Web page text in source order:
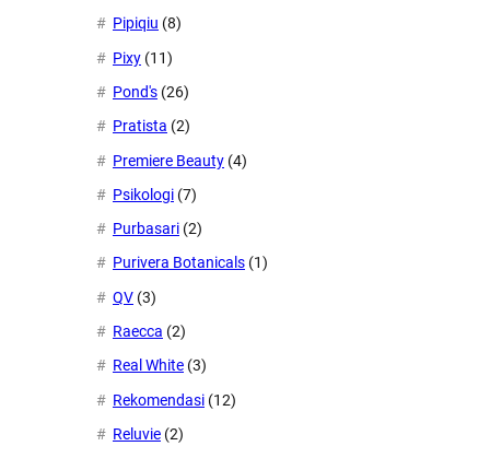
Pipiqiu (8)
Pixy (11)
Pond's (26)
Pratista (2)
Premiere Beauty (4)
Psikologi (7)
Purbasari (2)
Purivera Botanicals (1)
QV (3)
Raecca (2)
Real White (3)
Rekomendasi (12)
Reluvie (2)